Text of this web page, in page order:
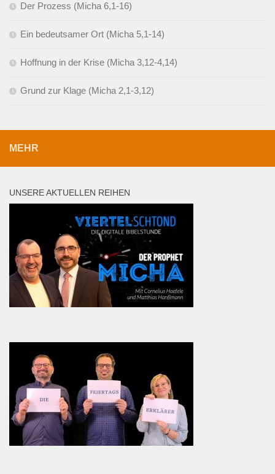
Der Prozess (Micha 6,1-16)
Ein bedeutsamer Ort (Micha 5,1-14)
Hoffnung in der Krise (Micha 3,12-4,14)
Grund zur Klage (Micha 2,1-3,12)
MEHR
UNSERE AKTUELLEN REIHEN